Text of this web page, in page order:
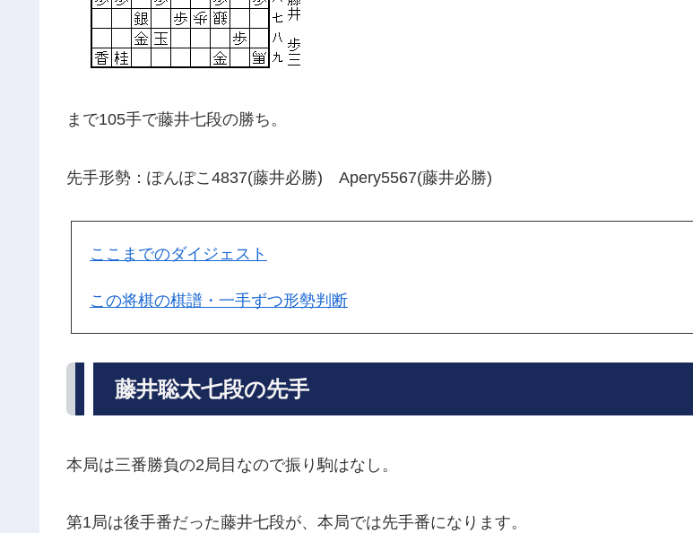
まで105手で藤井七段の勝ち。
先手形勢：ぽんぽこ4837(藤井必勝) Apery5567(藤井必勝)
ここまでのダイジェスト
この将棋の棋譜・一手ずつ形勢判断
藤井聡太七段の先手
本局は三番勝負の2局目なので振り駒はなし。
第1局は後手番だった藤井七段が、本局では先手番になります。